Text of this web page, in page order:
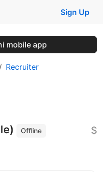
Sign Up
mobile app
Recruiter
Offline
$